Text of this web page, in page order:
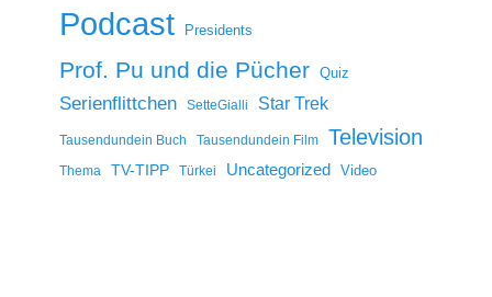
Podcast Presidents
Prof. Pu und die Pücher Quiz
Serienflittchen SetteGialli Star Trek
Tausendundein Buch Tausendundein Film Television
Thema TV-TIPP Türkei Uncategorized Video